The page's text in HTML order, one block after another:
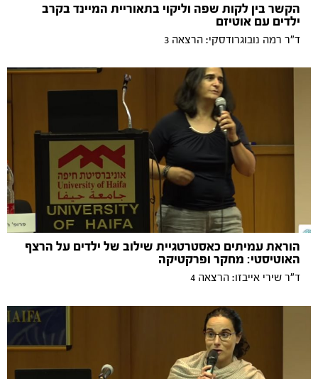
הקשר בין לקות שפה וליקוי בתאוריית המיינד בקרב
ילדים עם אוטיזם
ד"ר רמה נובוגרודסקי: הרצאה 3
הוראת עמיתים כאסטרטגיית שילוב של ילדים על הרצף
האוטיסטי: מחקר ופרקטיקה
ד"ר שירי אייבזו: הרצאה 4